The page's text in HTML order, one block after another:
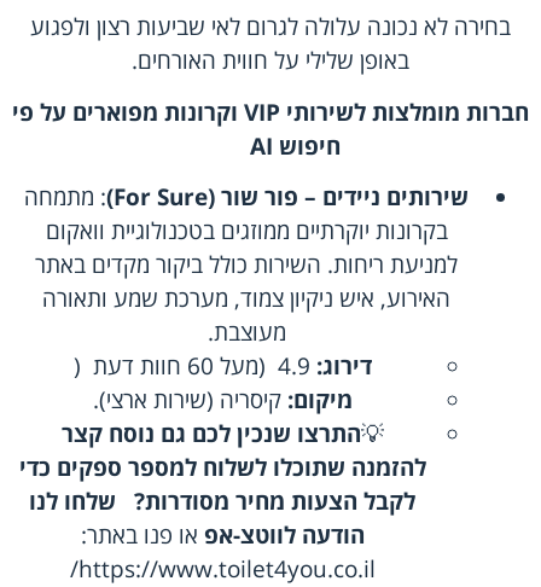
בחירה לא נכונה עלולה לגרום לאי שביעות רצון ולפגוע
באופן שלילי על חווית האורחים.
חברות מומלצות לשירותי
וקרונות מפוארים על פי
חיפוש AI
שירותים ניידים – פור שור (For Sure)
: מתמחה
בקרונות יוקרתיים ממוזגים בטכנולוגיית וואקום
למניעת ריחות. השירות כולל ביקור מקדים באתר
האירוע, איש ניקיון צמוד, מערכת שמע ותאורה
מעוצבת.
דירוג:
מיקום: קיסריה (שירות ארצי).
💡התרצו שנכין לכם גם נוסח קצר
להזמנה שתוכלו לשלוח למספר ספקים כדי
לקבל הצעות מחיר מסודרות?
שלחו לנו
הודעה לווטצ-אפ או פנו באתר:
https://www.toilet4you.co.il/